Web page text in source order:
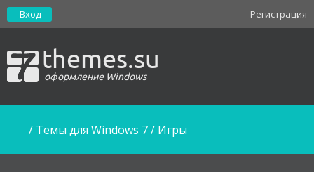
Регистрация
Вход
themes.su
оформление Windows
/ Темы для Windows 7/ Игры